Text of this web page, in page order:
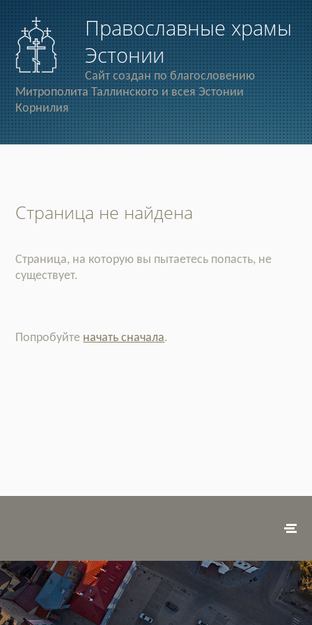
Православные храмы
Эстонии
Сайт создан по благословению
Митрополита Таллинского и всея Эстонии
Корнилия
Страница не найдена
Страница, на которую вы пытаетесь попасть, не
существует.
Попробуйте начать сначала.